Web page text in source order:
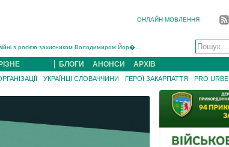
ОНЛАЙН МОВЛЕННЯ
з росією захисником Володимиром Йор�...
Богданом Югасом, який два роки �...
на Хустщині Юліана Гербея (ФОТО)[/gree...
Ігнат Роздяловський (ФОТО)...
авто постраждали 13 людей (ФОТО)...
за обвинувачен...
РІЗНЕ БЛОГИ АНОНСИ АРХІВ
УКРАЇНЦІ СЛОВАЧЧИНИ ГЕРОЇ ЗАКАРПАТТЯ PRO URBE